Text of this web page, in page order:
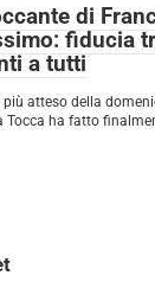
di
fiducia
a tutti
atteso della
Tocca ha fatto